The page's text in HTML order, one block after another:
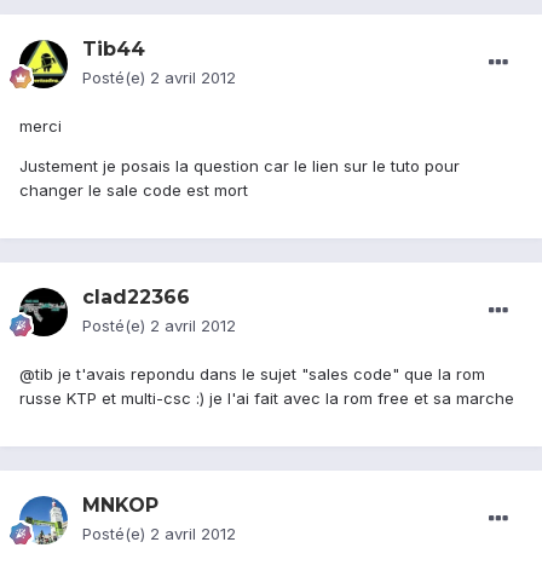
Tib44
Posté(e) 2 avril 2012
merci
Justement je posais la question car le lien sur le tuto pour
changer le sale code est mort
clad22366
Posté(e) 2 avril 2012
@tib je t'avais repondu dans le sujet "sales code" que la rom
russe KTP et multi-csc :) je l'ai fait avec la rom free et sa marche
MNKOP
Posté(e) 2 avril 2012